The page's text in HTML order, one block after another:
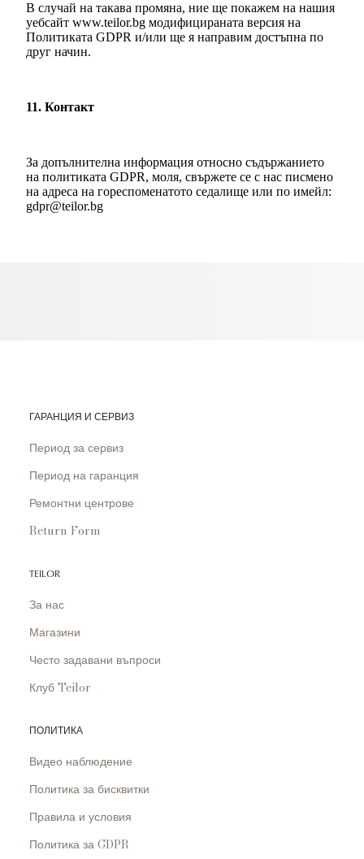
В случай на такава промяна, ние ще покажем на нашия
уебсайт www.teilor.bg модифицираната версия на
Политиката GDPR и/или ще я направим достъпна по
друг начин.
11. Контакт
За допълнителна информация относно съдържанието
на политиката GDPR, моля, свържете се с нас писмено
на адреса на гореспоменатото седалище или по имейл:
gdpr@teilor.bg
ГАРАНЦИЯ И СЕРВИЗ
Период за сервиз
Период на гаранция
Ремонтни центрове
Return Form
TEILOR
За нас
Магазини
Често задавани въпроси
Клуб Teilor
ПОЛИТИКА
Видео наблюдение
Политика за бисквитки
Правила и условия
Политика за GDPR